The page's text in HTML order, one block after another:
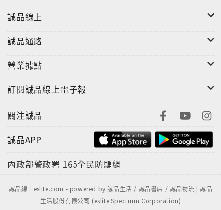
誠品線上
誠品通路
營業據點
訂閱誠品線上電子報
關注誠品
誠品APP
內政部警政署 165全民防騙網
誠品線上eslite.com - powered by 誠品生活 / 誠品書店 / 誠品物流 | 誠品
生活股份有限公司 (eslite Spectrum Corporation)